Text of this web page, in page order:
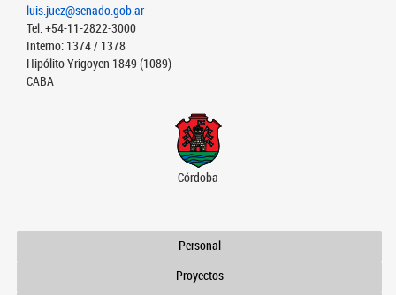
luis.juez@senado.gob.ar
Tel: +54-11-2822-3000
Interno: 1374 / 1378
Hipólito Yrigoyen 1849 (1089)
CABA
Córdoba
Personal
Proyectos